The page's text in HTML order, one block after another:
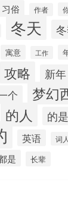
习俗 作者
冬天
寓意 工作
攻略 新年
个 梦幻
的人 的是
英语 词人
是 长辈